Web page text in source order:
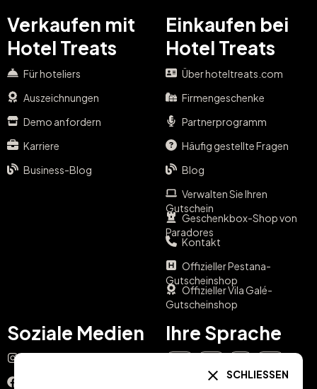
Verkaufen mit
Hotel Treats
Für hoteliers
Auszeichnungen
Demo anfordern
Karriere
Business-Blog
Einkaufen bei
Hotel Treats
Über hoteltreats.com
Firmengeschenke
Partnerprogramm
Häufig gestellte Fragen
Blog
Verwalten Sie Ihren
Gutschein
Geschenkbox-Shop von
Paradores
Kontakt
Offizieller Pestana-
Gutscheinshop
Offizieller Vila Galé-
Gutscheinshop
Soziale Medien Ihre Sprache
SCHLIESSEN